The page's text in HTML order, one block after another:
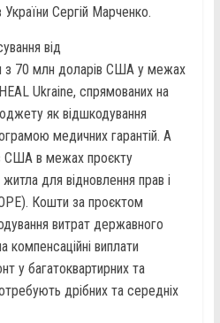
України Сергій Марченко.
від
з 70 млн доларів США у межах
Ukraine, спрямованих на
як відшкодування
медичних гарантій. А
США в межах проєкту
для відновлення прав і
Кошти за проєктом
витрат державного
виплати
у багатоквартирних та
дрібних та середніх